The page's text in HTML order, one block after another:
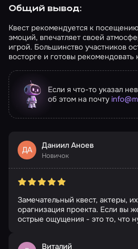
Общий вывод:
Квест рекомендуется к
эмоций, впечатляет своей
игрой. Большинство участников
восторге и готовы рекомендовать
Если я что-то указал
об этом на почту
ДА Даниил Аноев
Новичок
Замечательный квест, актеры,
орагнизация проекта. Если вы
острые ощущения - это то, что
Виталий